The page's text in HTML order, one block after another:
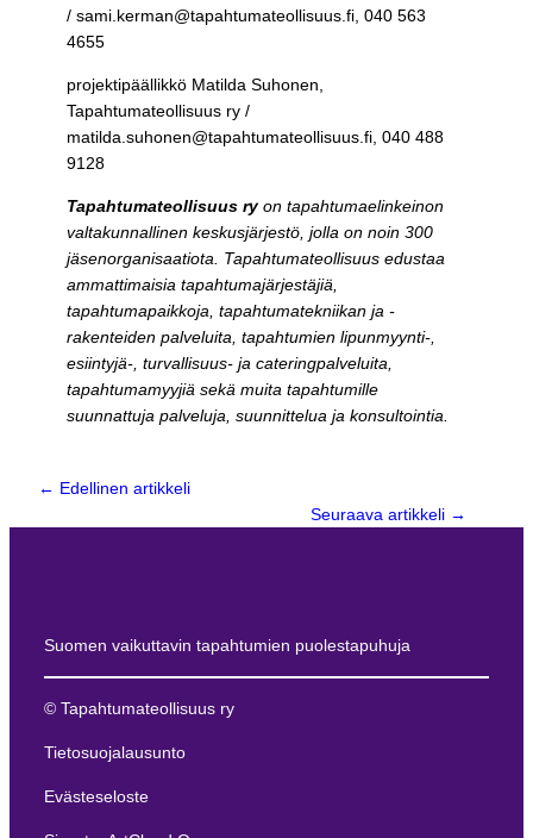
/ sami.kerman@tapahtumateollisuus.fi, 040 563
4655
projektipäällikkö Matilda Suhonen,
Tapahtumateollisuus ry /
matilda.suhonen@tapahtumateollisuus.fi, 040 488
9128
Tapahtumateollisuus ryon tapahtumaelinkeinon
valtakunnallinen keskusjärjestö, jolla on noin 300
jäsenorganisaatiota. Tapahtumateollisuus edustaa
ammattimaisia tapahtumajärjestäjiä,
tapahtumapaikkoja, tapahtumatekniikan ja -
rakenteiden palveluita, tapahtumien lipunmyynti-,
esiintyjä-, turvallisuus- ja cateringpalveluita,
tapahtumamyyjiä sekä muita tapahtumille
suunnattuja palveluja, suunnittelua ja konsultointia.
← Edellinen artikkeli
Seuraava artikkeli →
Suomen vaikuttavin tapahtumien puolestapuhuja
© Tapahtumateollisuus ry
Tietosuojalausunto
Evästeseloste